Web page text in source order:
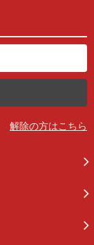
解除の方はこちら